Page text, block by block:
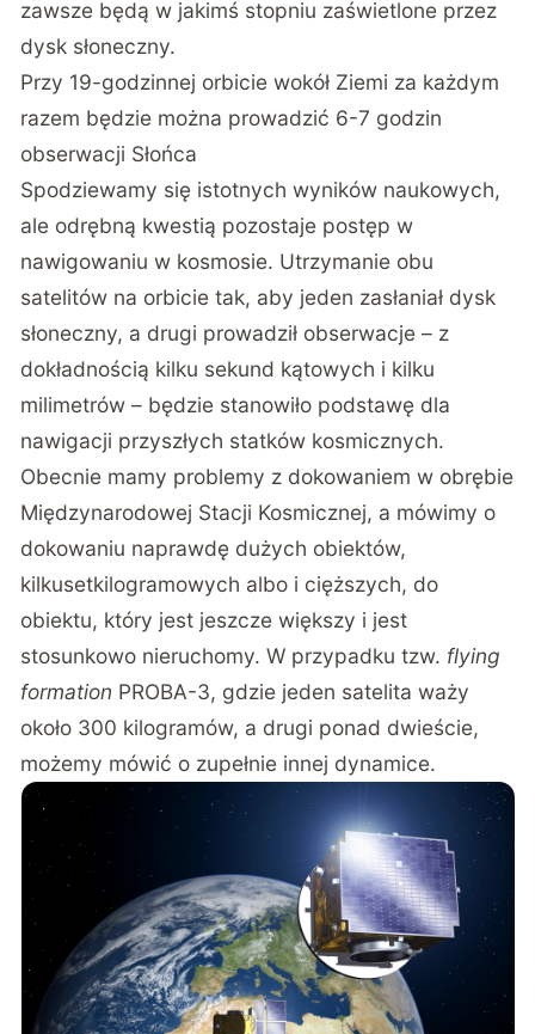
zawsze będą w jakimś stopniu zaświetlone przez
dysk słoneczny.
Przy 19-godzinnej orbicie wokół Ziemi za każdym
razem będzie można prowadzić 6-7 godzin
obserwacji Słońca
Spodziewamy się istotnych wyników naukowych,
ale odrębną kwestią pozostaje postęp w
nawigowaniu w kosmosie. Utrzymanie obu
satelitów na orbicie tak, aby jeden zasłaniał dysk
słoneczny, a drugi prowadził obserwacje – z
dokładnością kilku sekund kątowych i kilku
milimetrów – będzie stanowiło podstawę dla
nawigacji przyszłych statków kosmicznych.
Obecnie mamy problemy z dokowaniem w obrębie
Międzynarodowej Stacji Kosmicznej, a mówimy o
dokowaniu naprawdę dużych obiektów,
kilkusetkilogramowych albo i cięższych, do
obiektu, który jest jeszcze większy i jest
stosunkowo nieruchomy. W przypadku tzw. flying
formation PROBA-3, gdzie jeden satelita waży
około 300 kilogramów, a drugi ponad dwieście,
możemy mówić o zupełnie innej dynamice.